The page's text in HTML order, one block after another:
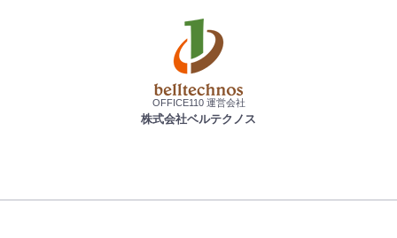
OFFICE110 運営会社
株式会社ベルテクノス